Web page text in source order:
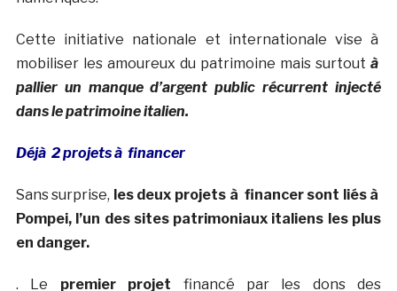
Cette initiative nationale et internationale vise à
mobiliser les amoureux du patrimoine mais surtoutà
pallier un manque d’argent public récurrent injecté
dans le patrimoine italien.
Déjà 2 projets à financer
Sans surprise, les deux projets à financer sont liés à
Pompei, l’un des sites patrimoniaux italiens les plus
en danger.
. Le premier projet financé par les dons des